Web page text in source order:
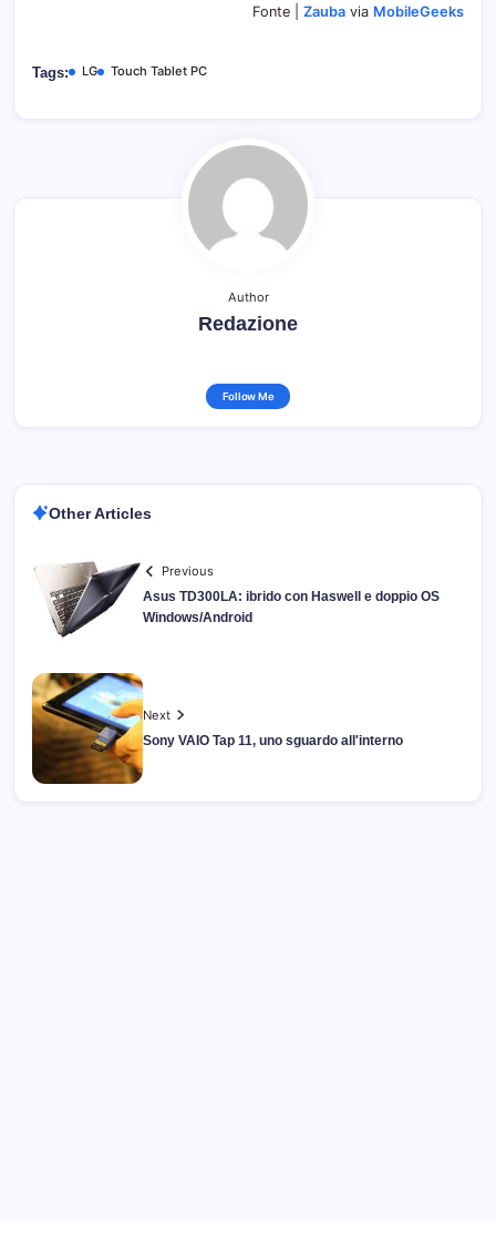
Fonte | Zauba via MobileGeeks
Tags: LG Touch Tablet PC
Author
Redazione
Follow Me
Other Articles
Previous
Asus TD300LA: ibrido con Haswell e doppio OS
Windows/Android
Next
Sony VAIO Tap 11, uno sguardo all'interno